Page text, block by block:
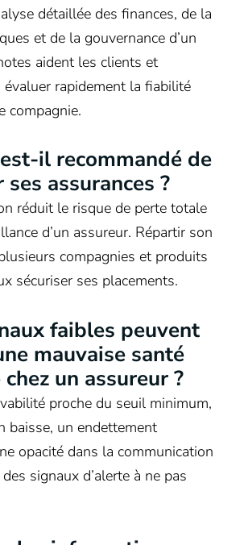
détaillée des finances, de la
et de la gouvernance d’un
aident les clients et
évaluer rapidement la fiabilité
compagnie.
il recommandé de
assurances ?
réduit le risque de perte totale
d’un assureur. Répartir son
compagnies et produits
sécuriser ses placements.
faibles peuvent
mauvaise santé
un assureur ?
proche du seuil minimum,
baisse, un endettement
opacité dans la communication
signaux d’alerte à ne pas